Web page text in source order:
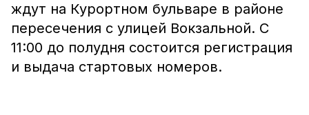
ждут на Курортном бульваре в районе
пересечения с улицей Вокзальной. С
11:00 до полудня состоится регистрация
и выдача стартовых номеров.